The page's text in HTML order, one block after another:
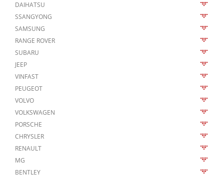
DAIHATSU
SSANGYONG
SAMSUNG
RANGE ROVER
SUBARU
JEEP
VINFAST
PEUGEOT
VOLVO
VOLKSWAGEN
PORSCHE
CHRYSLER
RENAULT
MG
BENTLEY